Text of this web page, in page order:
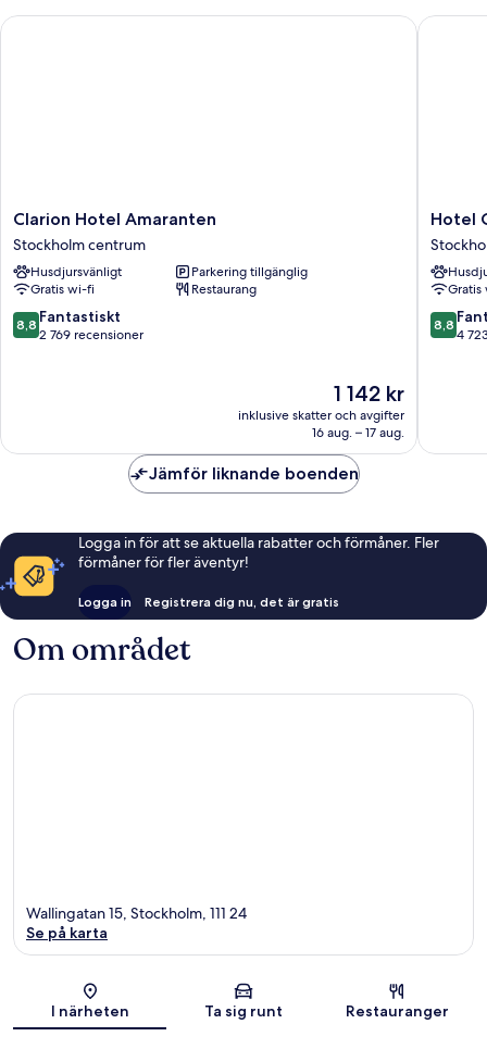
Clarion
Hotel
Amaranten
Stockholm
centrum
Clarion Hotel Amaranten
Stockholm centrum
Husdjursvänligt
Parkering tillgänglig
Gratis wi-fi
Restaurang
8.8
av
8,8 Fantastiskt
2 769 recensioner
Priset
1 142 kr
1 142 kr
inklusive skatter och avgifter
16 aug. – 17 aug.
Clarion Hotel Amaranten
Hotel
C
centrum
Hotel
8.8
av
8,8
4
Hotel C
Jämför liknande boenden
Logga in för att se aktuella rabatter och förmåner. Fler
förmåner för fler äventyr!
Logga in Registrera dig nu, det är gratis
Om området
Karta
Wallingatan 15, Stockholm, 111 24
Se på karta
I närheten Ta sig runt Restauranger